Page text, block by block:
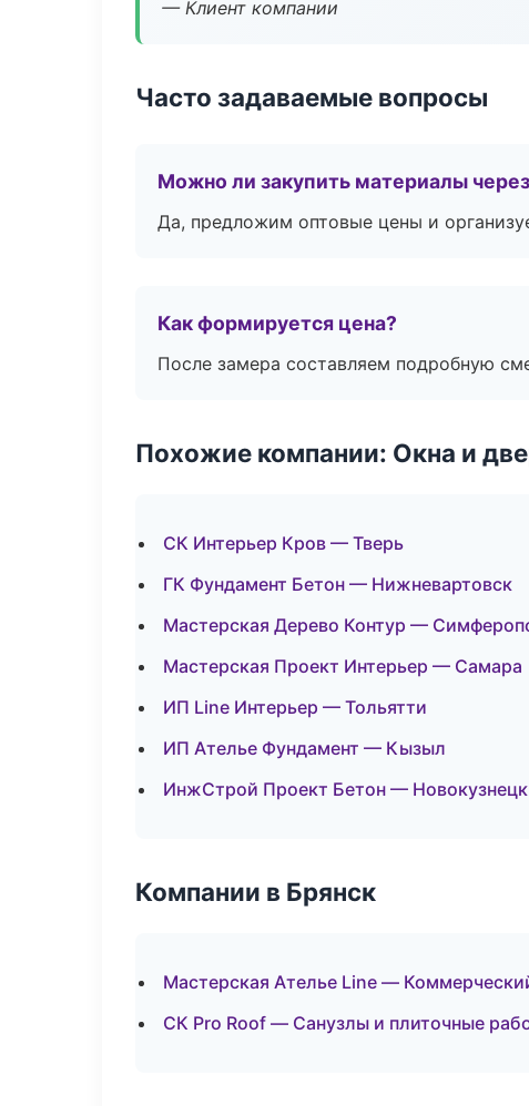
— Клиент компании
Часто задаваемые вопросы
Можно ли закупить материалы
Да, предложим оптовые цены и
Как формируется цена?
После замера составляем подробную
Похожие компании: Окна и
СК Интерьер Кров — Тверь
ГК Фундамент Бетон — Нижневартовск
Мастерская Дерево Контур —
Мастерская Проект Интерьер — Самара
ИП Line Интерьер — Тольятти
ИП Ателье Фундамент — Кызыл
ИнжСтрой Проект Бетон — Новокузнецк
Компании в Брянск
Мастерская Ателье Line —
СК Pro Roof — Санузлы и плиточные